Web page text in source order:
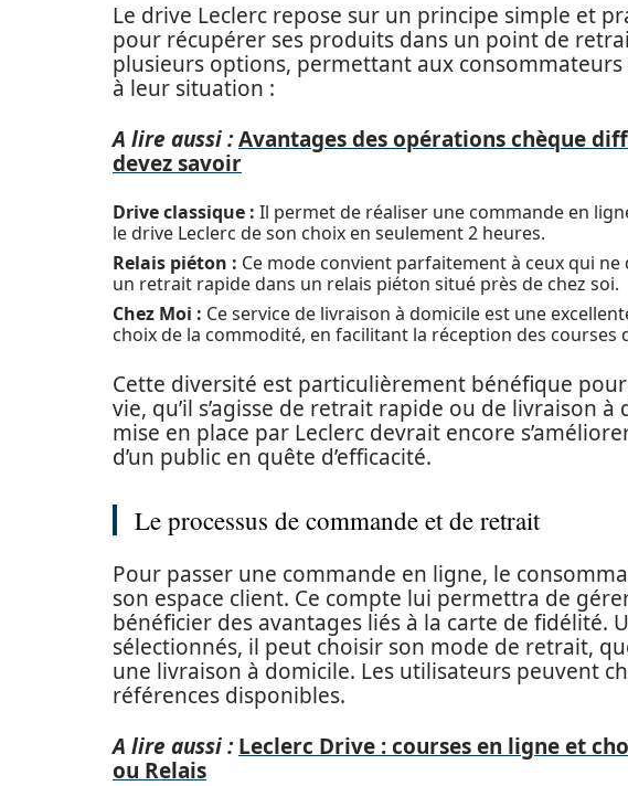
Le drive Leclerc repose sur un principe simple et
pour récupérer ses produits dans un point de
plusieurs options, permettant aux
à leur situation :
A lire aussi :Avantages des opérations chèque
devez savoir
Drive classique : Il permet de réaliser une commande en
le drive Leclerc de son choix en seulement 2 heures.
Relais piéton : Ce mode convient parfaitement à ceux qui
un retrait rapide dans un relais piéton situé près de chez soi.
Chez Moi : Ce service de livraison à domicile est une
choix de la commodité, en facilitant la réception des courses
Cette diversité est particulièrement bénéfique
vie, qu’il s’agisse de retrait rapide ou de livraison
mise en place par Leclerc devrait encore
d’un public en quête d’efficacité.
Le processus de commande et de retrait
Pour passer une commande en ligne, le
son espace client. Ce compte lui permettra de
bénéficier des avantages liés à la carte de fidélité.
sélectionnés, il peut choisir son mode de retrait,
une livraison à domicile. Les utilisateurs peuvent
références disponibles.
A lire aussi : Leclerc Drive : courses en ligne et
ou Relais